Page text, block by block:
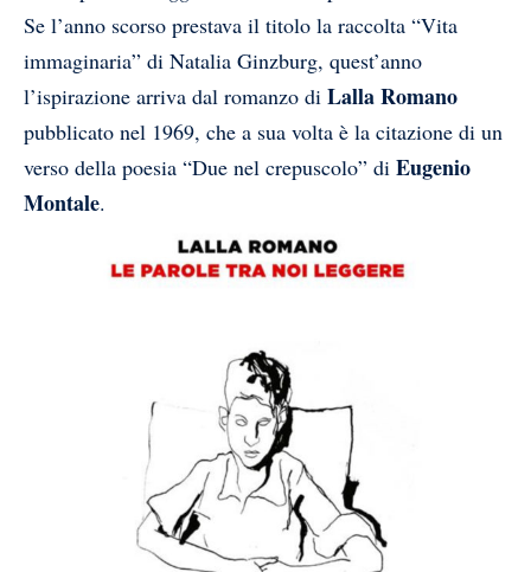
Se l’anno scorso prestava il titolo la raccolta “Vita
immaginaria” di Natalia Ginzburg, quest’anno
l’ispirazione arriva dal romanzo di Lalla Romano
pubblicato nel 1969, che a sua volta è la citazione di un
verso della poesia “Due nel crepuscolo” di Eugenio
Montale.